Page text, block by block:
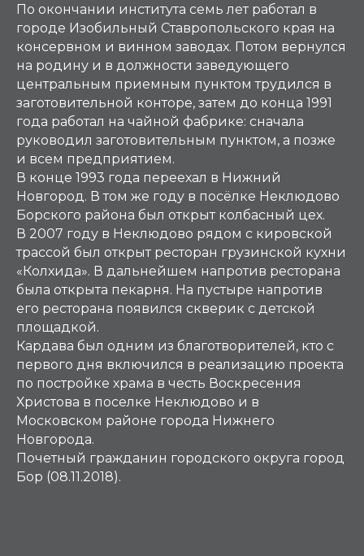
По окончании института семь лет работал в
городе Изобильный Ставропольского края на
консервном и винном заводах. Потом вернулся
на родину и в должности заведующего
центральным приемным пунктом трудился в
заготовительной конторе, затем до конца 1991
года работал на чайной фабрике: сначала
руководил заготовительным пунктом, а позже
и всем предприятием.
В конце 1993 года переехал в Нижний
Новгород. В том же году в посёлке Неклюдово
Борского района был открыт колбасный цех.
В 2007 году в Неклюдово рядом с кировской
трассой был открыт ресторан грузинской кухни
«Колхида». В дальнейшем напротив ресторана
была открыта пекарня. На пустыре напротив
его ресторана появился скверик с детской
площадкой.
Кардава был одним из благотворителей, кто с
первого дня включился в реализацию проекта
по постройке храма в честь Воскресения
Христова в поселке Неклюдово и в
Московском районе города Нижнего
Новгорода.
Почетный гражданин городского округа город
Бор (08.11.2018).